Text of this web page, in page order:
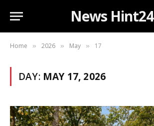
News Hint24
Home » 2026 » May » 17
DAY: MAY 17, 2026